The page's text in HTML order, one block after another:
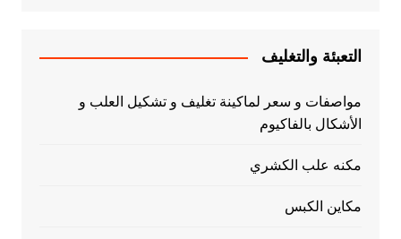
التعبئة والتغليف
مواصفات و سعر لماكينة تغليف و تشكيل العلب و
الأشكال بالفاكيوم
مكنه علب الكشري
مكاين الكبس